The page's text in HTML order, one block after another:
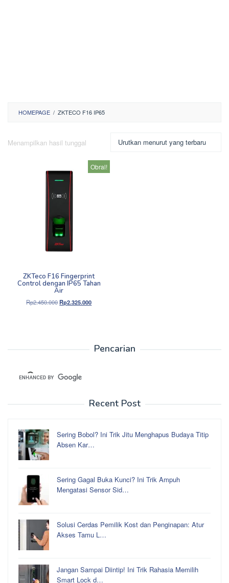
HOMEPAGE / ZKTECO F16 IP65
Menampilkan hasil tunggal
Obral!
ZKTeco F16 Fingerprint
Control dengan IP65 Tahan
Air
Rp2.450.000Harga
Rp2.325.000Harga
Pencarian
Recent Post
Sering Bobol? Ini Trik Jitu Menghapus Budaya Titip
Absen Kar…
Sering Gagal Buka Kunci? Ini Trik Ampuh
Mengatasi Sensor Sid…
Solusi Cerdas Pemilik Kost dan Penginapan: Atur
Akses Tamu L…
Jangan Sampai Diintip! Ini Trik Rahasia Memilih
Smart Lock d…